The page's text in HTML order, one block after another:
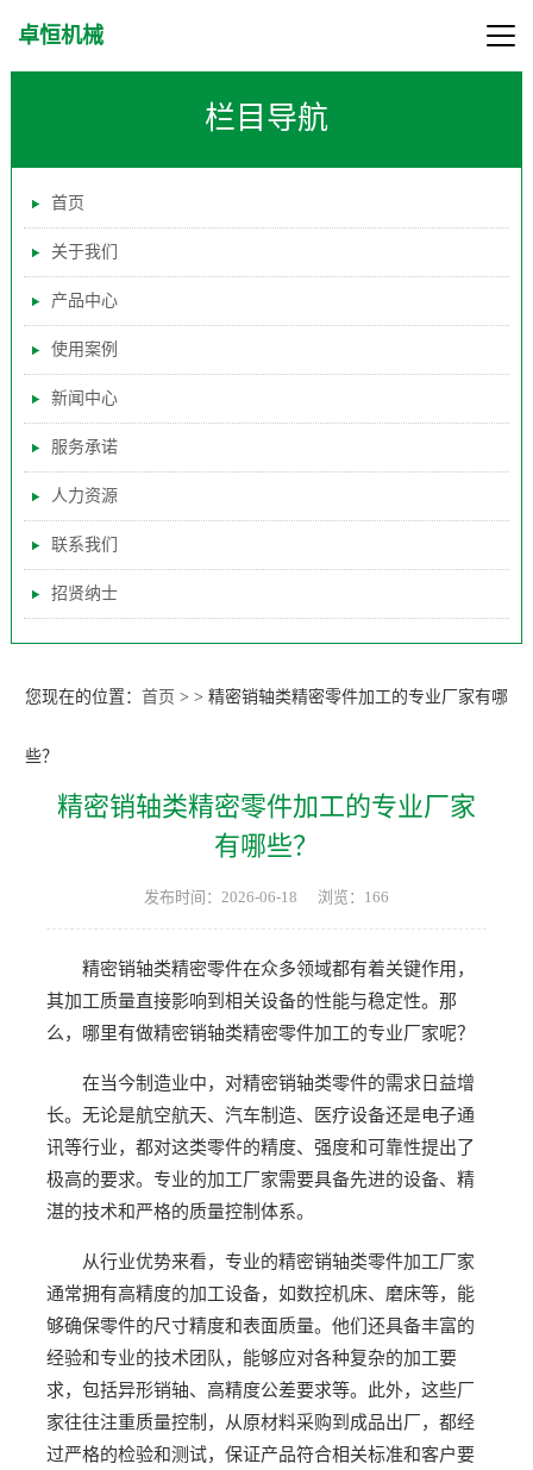
卓恒机械
栏目导航
首页
关于我们
产品中心
使用案例
新闻中心
服务承诺
人力资源
联系我们
招贤纳士
您现在的位置： 首页 > > 精密销轴类精密零件加工的专业厂家有哪
些？
精密销轴类精密零件加工的专业厂家
有哪些？
发布时间：2026-06-18 浏览：166
精密销轴类精密零件在众多领域都有着关键作用，
其加工质量直接影响到相关设备的性能与稳定性。那
么，哪里有做精密销轴类精密零件加工的专业厂家呢？
在当今制造业中，对精密销轴类零件的需求日益增
长。无论是航空航天、汽车制造、医疗设备还是电子通
讯等行业，都对这类零件的精度、强度和可靠性提出了
极高的要求。专业的加工厂家需要具备先进的设备、精
湛的技术和严格的质量控制体系。
从行业优势来看，专业的精密销轴类零件加工厂家
通常拥有高精度的加工设备，如数控机床、磨床等，能
够确保零件的尺寸精度和表面质量。他们还具备丰富的
经验和专业的技术团队，能够应对各种复杂的加工要
求，包括异形销轴、高精度公差要求等。此外，这些厂
家往往注重质量控制，从原材料采购到成品出厂，都经
过严格的检验和测试，保证产品符合相关标准和客户要